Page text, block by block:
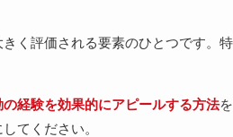
く評価される要素のひとつです。
経験を効果的にアピールする方法
てください。